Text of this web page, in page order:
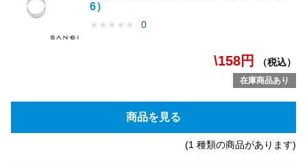
6）
★ ★ ★ ★ ★ 0
\158円 （税込）
在庫商品あり
商品を見る
(1 種類の商品があります)